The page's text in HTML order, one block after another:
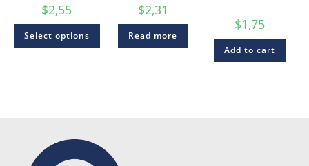
$2,55
Select options
$2,31
Read more
$1,75
Add to cart